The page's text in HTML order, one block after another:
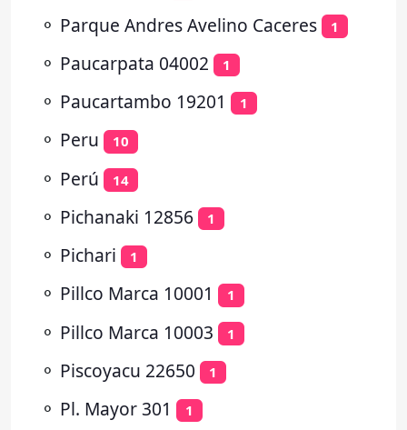
⚬ Parque Andres Avelino Caceres 1
⚬ Paucarpata 04002 1
⚬ Paucartambo 19201 1
⚬ Peru 10
⚬ Perú 14
⚬ Pichanaki 12856 1
⚬ Pichari 1
⚬ Pillco Marca 10001 1
⚬ Pillco Marca 10003 1
⚬ Piscoyacu 22650 1
⚬ Pl. Mayor 301 1